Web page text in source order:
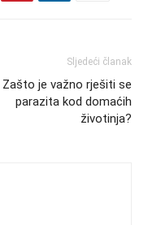
Sljedeći članak
Zašto je važno rješiti se
parazita kod domaćih
životinja?